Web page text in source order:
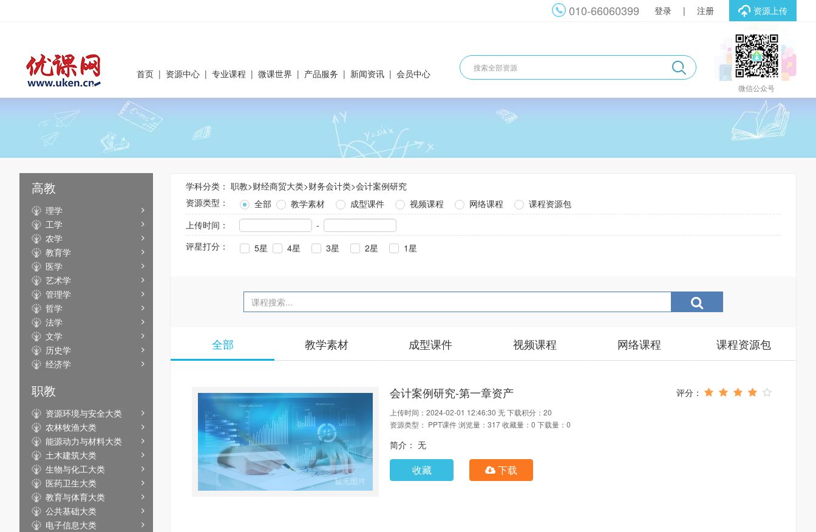
资源上传
登录 | 注册
010-66060399
微信公众号
首页 | 资源中心 | 专业课程 | 微课世界 | 产品服务 | 新闻资讯 | 会员中心
高教
理学
工学
农学
教育学
医学
艺术学
管理学
哲学
法学
文学
历史学
经济学
职教
资源环境与安全大类
农林牧渔大类
能源动力与材料大类
土木建筑大类
生物与化工大类
医药卫生大类
教育与体育大类
公共基础大类
电子信息大类
学科分类： 职教>财经商贸大类>财务会计类>会计案例研究
资源类型：
全部 教学素材 成型课件 视频课程 网络课程
课程资源包
上传时间：
-
评星打分：
5星 4星 3星 2星 1星
全部 教学素材 成型课件 视频课程 网络课程 课程资源包
会计案例研究-第一章资产
上传时间：2024-02-01 12:46:30 无下载积分：20
资源类型： PPT课件浏览量：317收藏量：0 下载量：0
简介： 无
收藏 下载